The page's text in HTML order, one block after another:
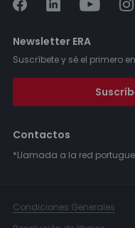
Newsletter ERA
Suscríbete y sé el primero
Contactos
*Llamada a la red
Condiciones Generales